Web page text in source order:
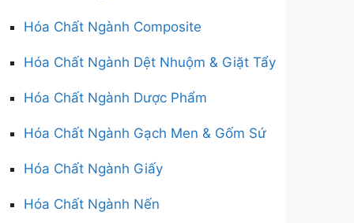
Hóa Chất Ngành Composite
Hóa Chất Ngành Dệt Nhuộm & Giặt Tẩy
Hóa Chất Ngành Dược Phẩm
Hóa Chất Ngành Gạch Men & Gốm Sứ
Hóa Chất Ngành Giấy
Hóa Chất Ngành Nến